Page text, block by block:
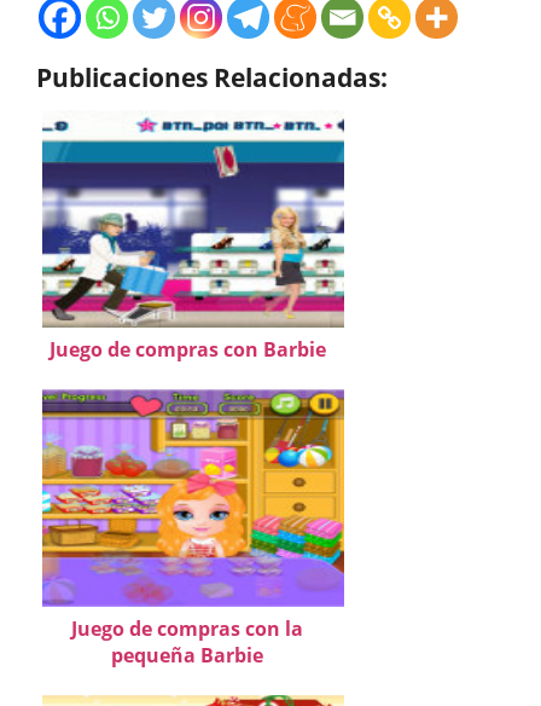
Publicaciones Relacionadas:
Juego de compras con Barbie
Juego de compras con la
pequeña Barbie